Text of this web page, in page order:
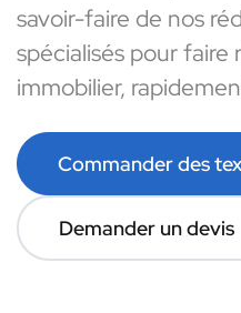
savoir-faire de nos
spécialisés pour
immobilier,
Commander des
Demander un devis